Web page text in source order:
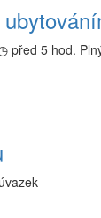
před 5 hod.